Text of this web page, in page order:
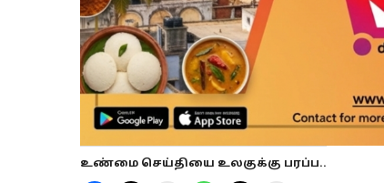
உண்மை செய்தியை உலகுக்கு பரப்ப..